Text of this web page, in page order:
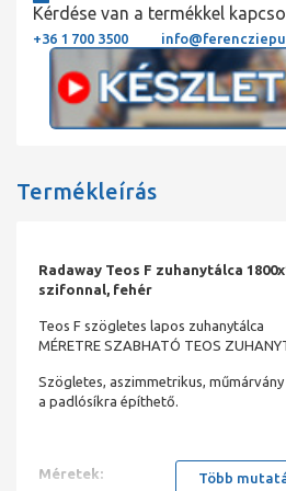
Kérdése van a termékkel
+36 1 700 3500
Termékleírás
Radaway Teos F zuhanytálca
szifonnal, fehér
Teos F szögletes lapos zuhanytálca
MÉRETRE SZABHATÓ TEOS
Szögletes, aszimmetrikus,
a padlósíkra építhető.
Méretek: Több